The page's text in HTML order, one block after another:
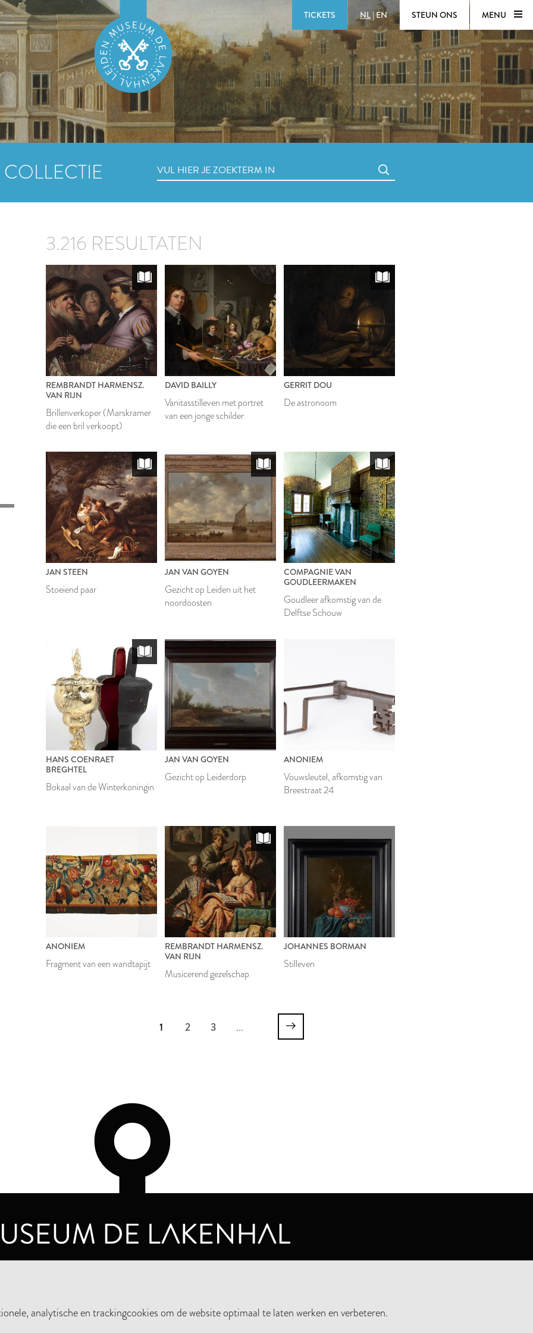
TICKETS NL| EN STEUN ONS MENU
3.216 RESULTATEN
REMBRANDT HARMENSZ.
VAN RIJN
Brillenverkoper (Marskramer
die een bril verkoopt)
DAVID BAILLY
Vanitasstilleven met portret
van een jonge schilder
GERRIT DOU
De astronoom
JAN STEEN
Stoeiend paar
JAN VAN GOYEN
Gezicht op Leiden uit het
noordoosten
COMPAGNIE VAN
GOUDLEERMAKEN
Goudleer afkomstig van de
Delftse Schouw
HANS COENRAET
BREGHTEL
Bokaal van de Winterkoningin
JAN VAN GOYEN
Gezicht op Leiderdorp
ANONIEM
Vouwsleutel, afkomstig van
Breestraat 24
ANONIEM
Fragment van een wandtapijt
REMBRANDT HARMENSZ.
VAN RIJN
Musicerend gezelschap
JOHANNES BORMAN
Stilleven
1 2 3 ...
analytische en trackingcookies om de website optimaal te laten werken en verbeteren.